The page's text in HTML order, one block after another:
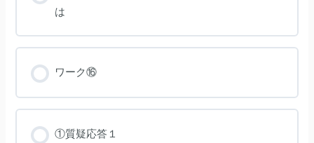
は
ワーク⑯
①質疑応答１